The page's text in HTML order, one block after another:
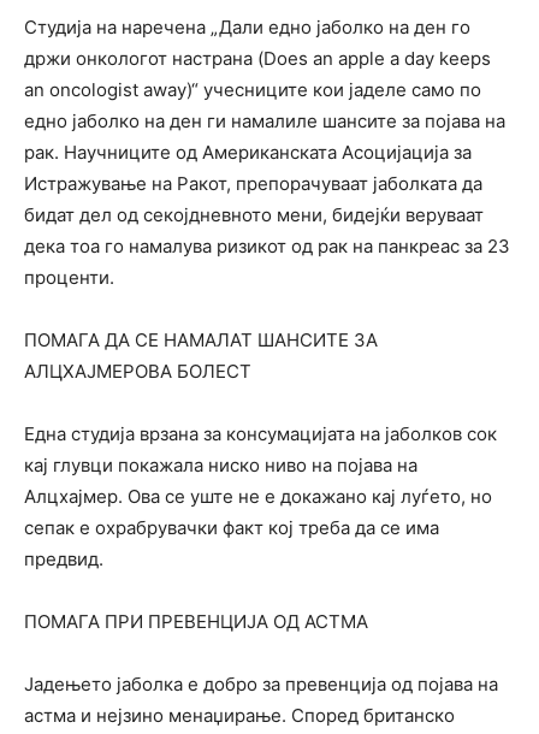
Студија на наречена „Дали едно јаболко на ден го
држи онкологот настрана (Does an apple a day keeps
an oncologist away)“ учесниците кои јаделе само по
едно јаболко на ден ги намалиле шансите за појава на
рак. Научниците од Американската Асоцијација за
Истражување на Ракот, препорачуваат јаболката да
бидат дел од секојдневното мени, бидејќи веруваат
дека тоа го намалува ризикот од рак на панкреас за 23
проценти.
ПОМАГА ДА СЕ НАМАЛАТ ШАНСИТЕ ЗА
АЛЦХАЈМЕРОВА БОЛЕСТ
Една студија врзана за консумацијата на јаболков сок
кај глувци покажала ниско ниво на појава на
Алцхајмер. Ова се уште не е докажано кај луѓето, но
сепак е охрабрувачки факт кој треба да се има
предвид.
ПОМАГА ПРИ ПРЕВЕНЦИЈА ОД АСТМА
Јадењето јаболка е добро за превенција од појава на
астма и нејзино менаџирање. Според британско